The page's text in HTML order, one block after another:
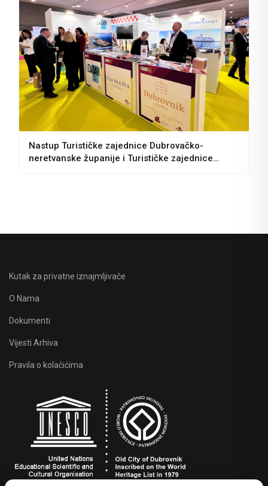
Nastup Turističke zajednice Dubrovačko-
neretvanske županije i Turističke zajednice
Kutak za privatne iznajmljivače
O Nama
Dokumenti
Vijesti Arhiva
Pravila o kolačićima